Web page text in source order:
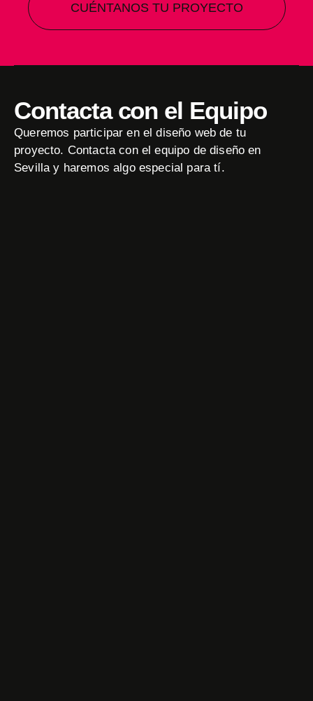
CUÉNTANOS TU PROYECTO
Contacta con el Equipo
Queremos participar en el diseño web de tu
proyecto. Contacta con el equipo de diseño en
Sevilla y haremos algo especial para tí.